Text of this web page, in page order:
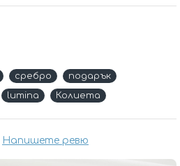
Напишете ревю
сребро
подарък
lumina Колиета